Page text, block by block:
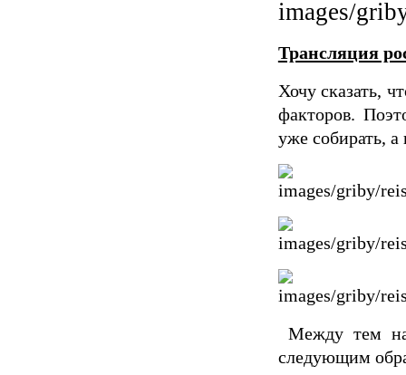
Трансляция
Хочу сказать,
факторов.
уже собирать, а
Между тем
следующим